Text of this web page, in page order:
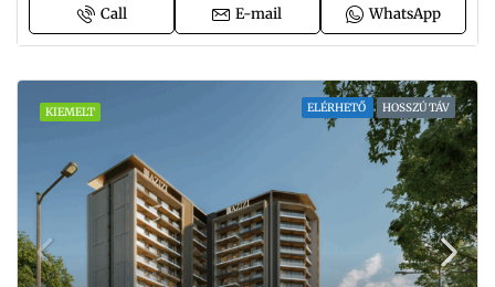
Call E-mail WhatsApp
KIEMELT ELÉRHETŐ HOSSZÚ TÁV